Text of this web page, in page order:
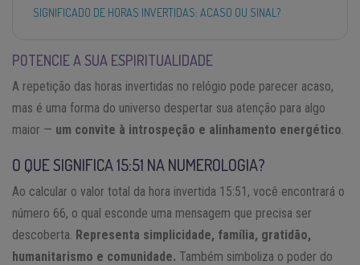
SIGNIFICADO DE HORAS INVERTIDAS: ACASO OU SINAL?
POTENCIE A SUA ESPIRITUALIDADE
A repetição das horas invertidas no relógio pode parecer acaso,
mas é uma forma do universo despertar sua atenção para algo
maior — um convite à introspeção e alinhamento energético.
O QUE SIGNIFICA 15:51 NA NUMEROLOGIA?
Ao calcular o valor total da hora invertida 15:51, você encontrará o
número 66, o qual esconde uma mensagem que precisa ser
descoberta. Representa simplicidade, família, gratidão,
humanitarismo e comunidade. Também simboliza o poder do